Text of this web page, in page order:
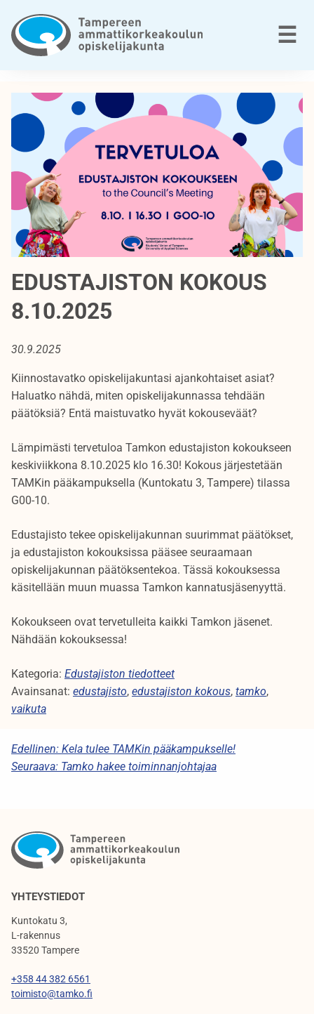
☰
EDUSTAJISTON KOKOUS
8.10.2025
30.9.2025
Kiinnostavatko opiskelijakuntasi ajankohtaiset asiat?
Haluatko nähdä, miten opiskelijakunnassa tehdään
päätöksiä? Entä maistuvatko hyvät kokouseväät?
Lämpimästi tervetuloa Tamkon edustajiston kokoukseen
keskiviikkona 8.10.2025 klo 16.30! Kokous järjestetään
TAMKin pääkampuksella (Kuntokatu 3, Tampere) tilassa
G00-10.
Edustajisto tekee opiskelijakunnan suurimmat päätökset,
ja edustajiston kokouksissa pääsee seuraamaan
opiskelijakunnan päätöksentekoa. Tässä kokouksessa
käsitellään muun muassa Tamkon kannatusjäsenyyttä.
Kokoukseen ovat tervetulleita kaikki Tamkon jäsenet.
Nähdään kokouksessa!
Kategoria: Edustajiston tiedotteet
Avainsanat: edustajisto, edustajiston kokous, tamko,
vaikuta
Edellinen: Kela tulee TAMKin pääkampukselle!
Seuraava: Tamko hakee toiminnanjohtajaa
YHTEYSTIEDOT
Kuntokatu 3,
L-rakennus
33520 Tampere
+358 44 382 6561
toimisto@tamko.fi